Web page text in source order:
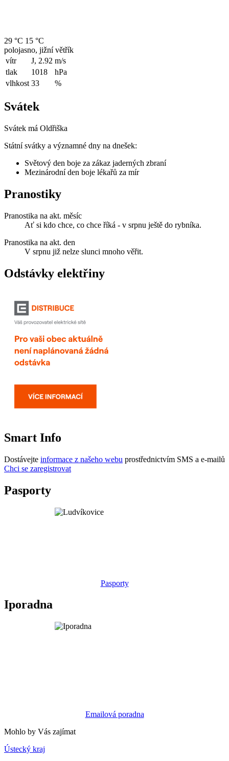
29 °C 15 °C
polojasno, jižní větřík
vítr
J, 2.92 m/s
tlak
1018
hPa
vlhkost 33 %
Svátek
Svátek má Oldřiška
Státní svátky a významné dny na dnešek:
Světový den boje za zákaz jaderných zbraní
Mezinárodní den boje lékařů za mír
Pranostiky
Pranostika na akt. měsíc
Ať si kdo chce, co chce říká - v srpnu ještě do rybníka.
Pranostika na akt. den
V srpnu již nelze slunci mnoho věřit.
Odstávky elektřiny
Smart Info
Dostávejte informace z našeho webu prostřednictvím SMS a e-mailů
Chci se zaregistrovat
Pasporty
Pasporty
Iporadna
Emailová poradna
Mohlo by Vás zajímat
Ústecký kraj